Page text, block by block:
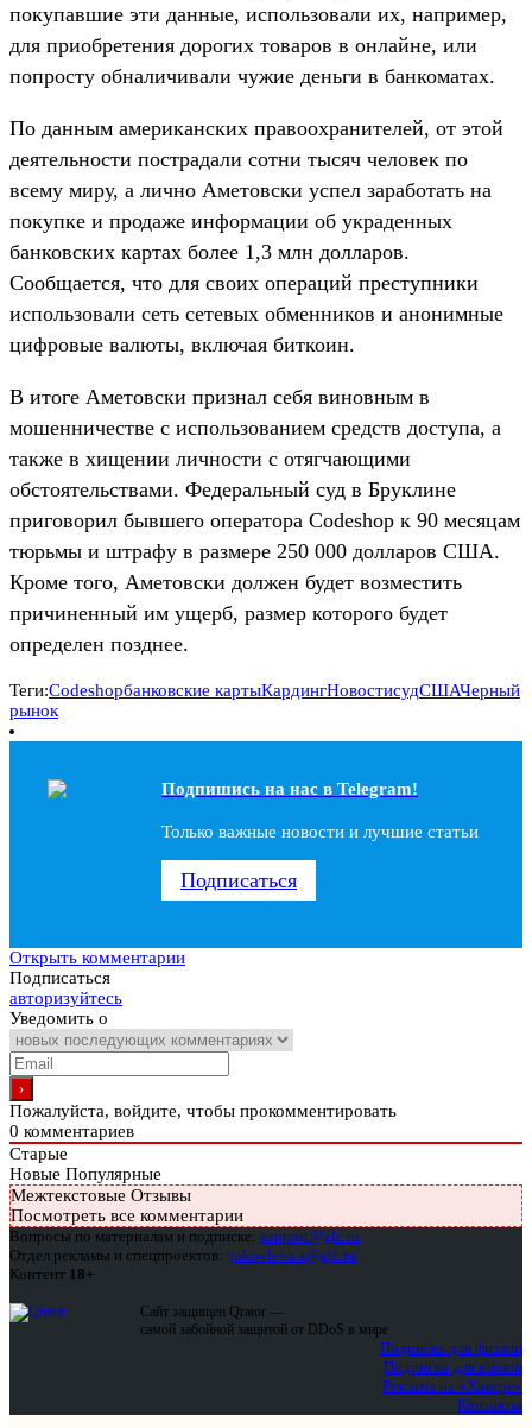
покупавшие эти данные, использовали их, например,
для приобретения дорогих товаров в онлайне, или
попросту обналичивали чужие деньги в банкоматах.
По данным американских правоохранителей, от этой
деятельности пострадали сотни тысяч человек по
всему миру, а лично Аметовски успел заработать на
покупке и продаже информации об украденных
банковских картах более 1,3 млн долларов.
Сообщается, что для своих операций преступники
использовали сеть сетевых обменников и анонимные
цифровые валюты, включая биткоин.
В итоге Аметовски признал себя виновным в
мошенничестве с использованием средств доступа, а
также в хищении личности с отягчающими
обстоятельствами. Федеральный суд в Бруклине
приговорил бывшего оператора Codeshop к 90 месяцам
тюрьмы и штрафу в размере 250 000 долларов США.
Кроме того, Аметовски должен будет возместить
причиненный им ущерб, размер которого будет
определен позднее.
Теги:Codeshopбанковские картыКардингНовостисудСШАЧерный
рынок
Подпишись на наc в Telegram!
Только важные новости и лучшие статьи
Подписаться
Открыть комментарии
Подписаться
авторизуйтесь
Уведомить о
Пожалуйста, войдите, чтобы прокомментировать
0 комментариев
Старые
Новые Популярные
Межтекстовые Отзывы
Посмотреть все комментарии
Вопросы по материалам и подписке: support@glc.ru
Отдел рекламы и спецпроектов: yakovleva.a@glc.ru
Контент 18+
Сайт защищен Qrator —
самой забойной защитой от DDoS в мире
Подписка для физлиц
Подписка для юрлиц
Реклама на «Хакере»
Контакты